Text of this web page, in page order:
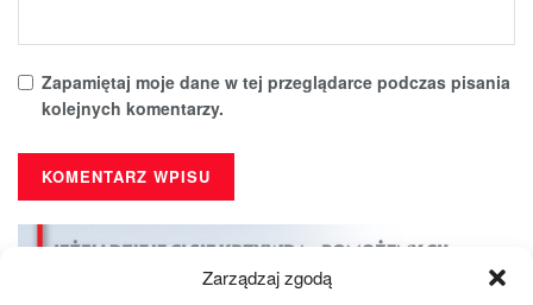
Zarządzaj zgodą
Zapamiętaj moje dane w tej przeglądarce podczas pisania
kolejnych komentarzy.